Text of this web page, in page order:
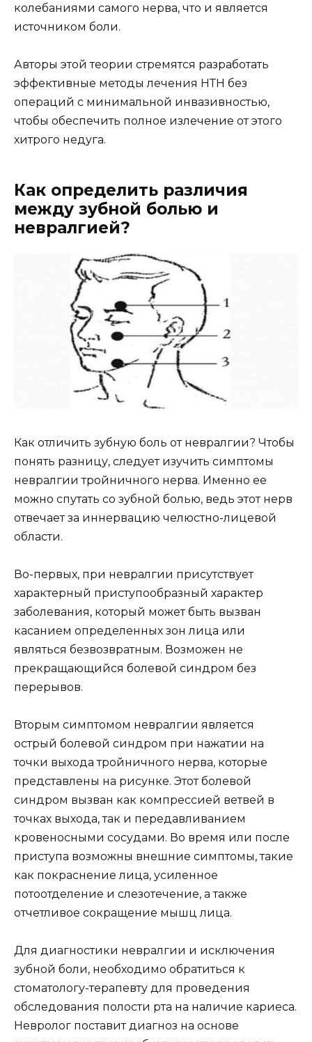
колебаниями самого нерва, что и является
источником боли.
Авторы этой теории стремятся разработать
эффективные методы лечения НТН без
операций с минимальной инвазивностью,
чтобы обеспечить полное излечение от этого
хитрого недуга.
Как определить различия
между зубной болью и
невралгией?
Как отличить зубную боль от невралгии? Чтобы
понять разницу, следует изучить симптомы
невралгии тройничного нерва. Именно ее
можно спутать со зубной болью, ведь этот нерв
отвечает за иннервацию челюстно-лицевой
области.
Во-первых, при невралгии присутствует
характерный приступообразный характер
заболевания, который может быть вызван
касанием определенных зон лица или
являться безвозвратным. Возможен не
прекращающийся болевой синдром без
перерывов.
Вторым симптомом невралгии является
острый болевой синдром при нажатии на
точки выхода тройничного нерва, которые
представлены на рисунке. Этот болевой
синдром вызван как компрессией ветвей в
точках выхода, так и передавливанием
кровеносными сосудами. Во время или после
приступа возможны внешние симптомы, такие
как покраснение лица, усиленное
потоотделение и слезотечение, а также
отчетливое сокращение мышц лица.
Для диагностики невралгии и исключения
зубной боли, необходимо обратиться к
стоматологу-терапевту для проведения
обследования полости рта на наличие кариеса.
Невролог поставит диагноз на основе